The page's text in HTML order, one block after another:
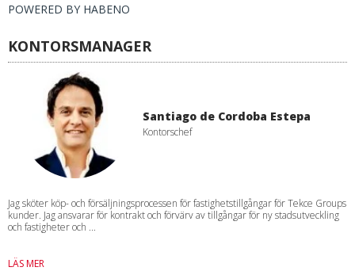
POWERED BY HABENO
KONTORSMANAGER
Santiago de Cordoba Estepa
Kontorschef
Jag sköter köp- och försäljningsprocessen för fastighetstillgångar för Tekce Groups
kunder. Jag ansvarar för kontrakt och förvärv av tillgångar för ny stadsutveckling
och fastigheter och ...
LÄS MER